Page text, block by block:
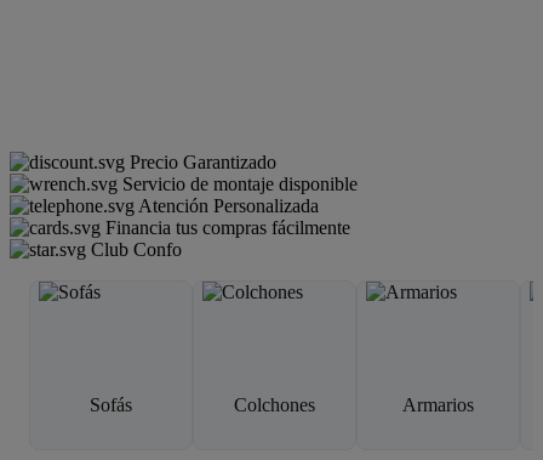
Precio Garantizado
Servicio de montaje disponible
Atención Personalizada
Financia tus compras fácilmente
Club Confo
Sofás Colchones Armarios